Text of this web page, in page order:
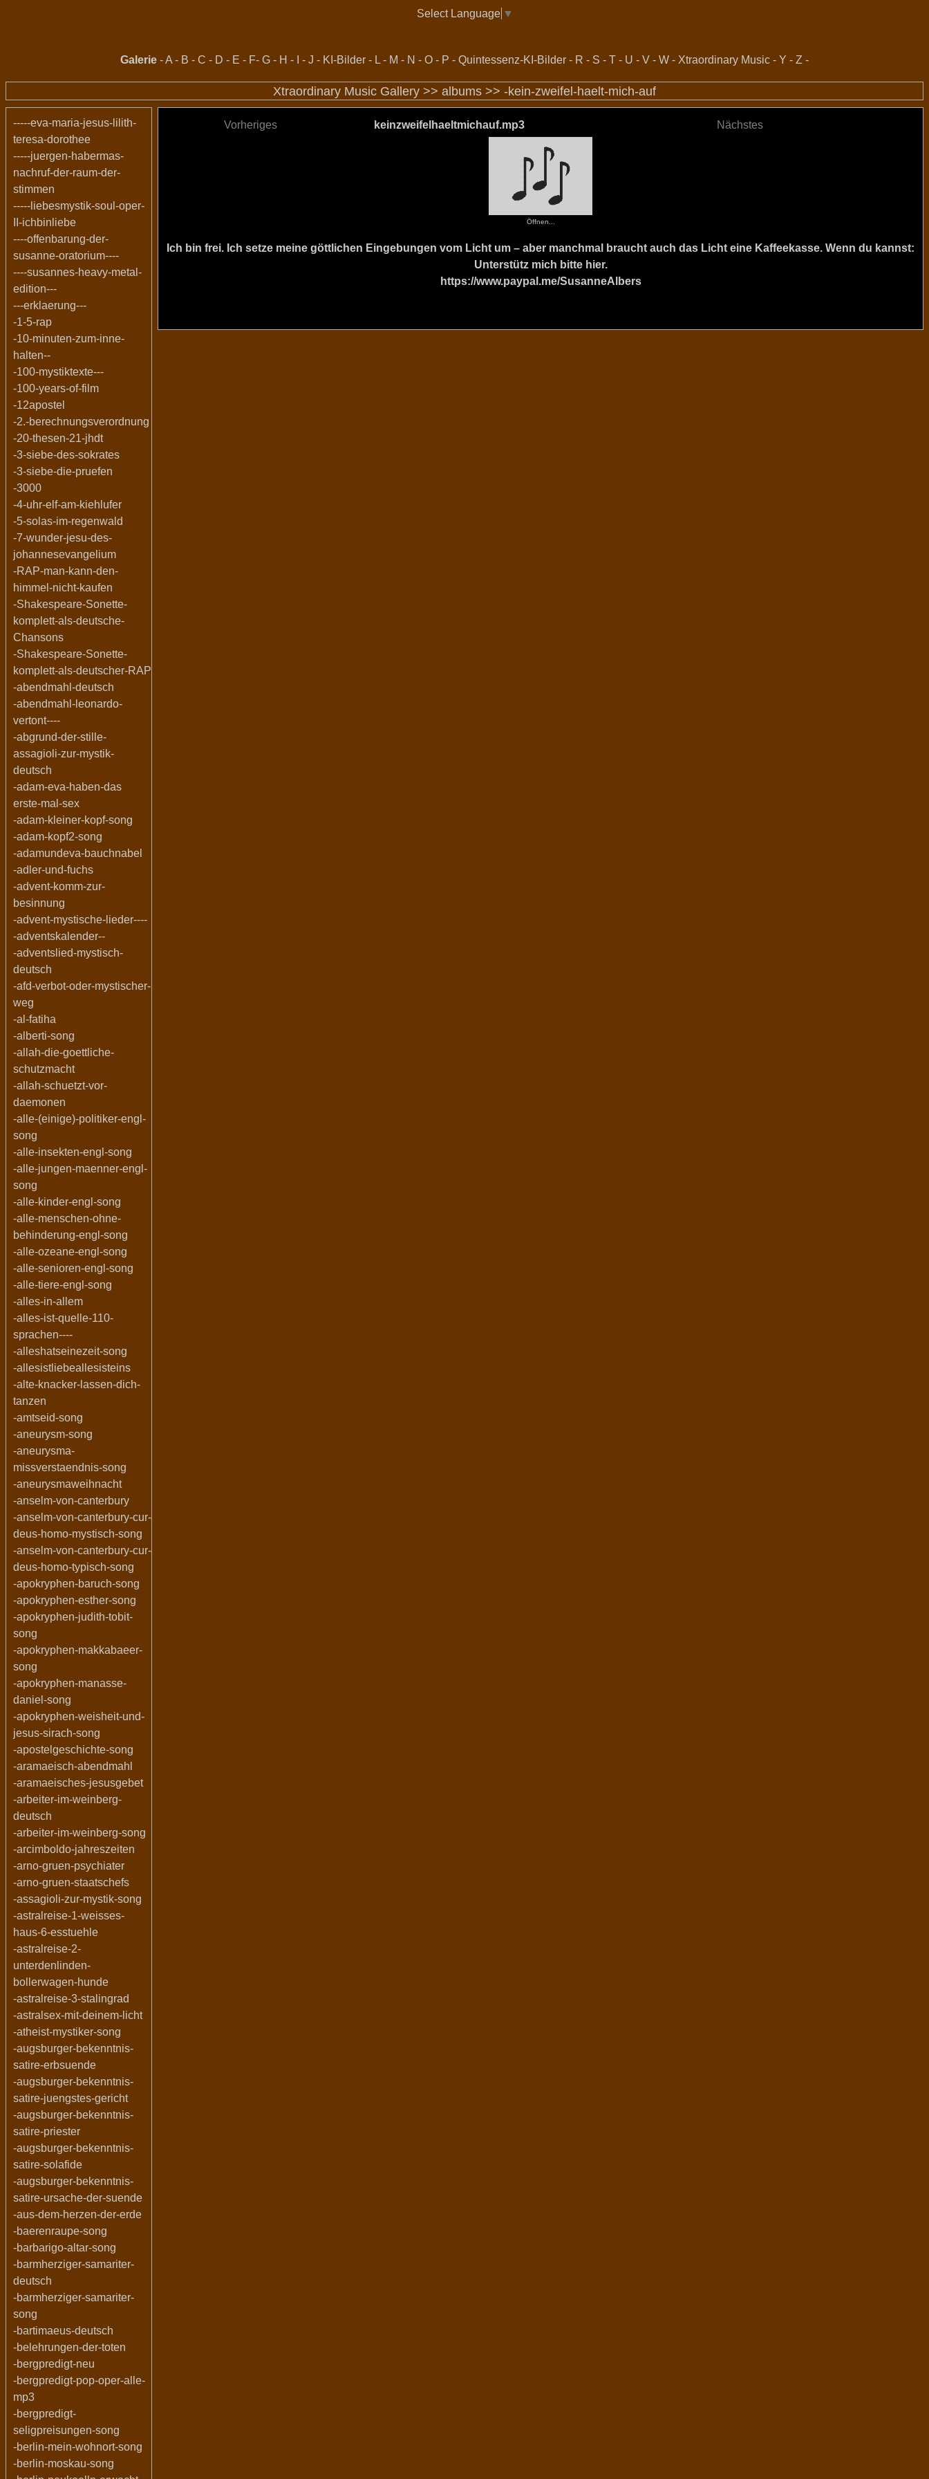
Select Language ▼
Galerie -A - B - C - D - E - F- G - H - - J - KI-Bilder - L - M - N - O - P - Quintessenz-KI-Bilder - R - S - T - U - V - W - Xtraordinary Music - Y - Z -
Xtraordinary Music Gallery >> albums >> -kein-zweifel-haelt-mich-auf
-----eva-maria-jesus-lilith-
teresa-dorothee
-----juergen-habermas-
nachruf-der-raum-der-
stimmen
-----liebesmystik-soul-oper-
II-ichbinliebe
----offenbarung-der-
susanne-oratorium----
----susannes-heavy-metal-
edition---
---erklaerung---
-1-5-rap
-10-minuten-zum-inne-
halten--
-100-mystiktexte---
-100-years-of-film
-12apostel
-2.-berechnungsverordnung
-20-thesen-21-jhdt
-3-siebe-des-sokrates
-3-siebe-die-pruefen
-3000
-4-uhr-elf-am-kiehlufer
-5-solas-im-regenwald
-7-wunder-jesu-des-
johannesevangelium
-RAP-man-kann-den-
himmel-nicht-kaufen
-Shakespeare-Sonette-
komplett-als-deutsche-
Chansons
-Shakespeare-Sonette-
komplett-als-deutscher-RAP
-abendmahl-deutsch
-abendmahl-leonardo-
vertont----
-abgrund-der-stille-
assagioli-zur-mystik-
deutsch
-adam-eva-haben-das
erste-mal-sex
-adam-kleiner-kopf-song
-adam-kopf2-song
-adamundeva-bauchnabel
-adler-und-fuchs
-advent-komm-zur-
besinnung
-advent-mystische-lieder----
-adventskalender--
-adventslied-mystisch-
deutsch
-afd-verbot-oder-mystischer-
weg
-al-fatiha
-alberti-song
-allah-die-goettliche-
schutzmacht
-allah-schuetzt-vor-
daemonen
-alle-(einige)-politiker-engl-
song
-alle-insekten-engl-song
-alle-jungen-maenner-engl-
song
-alle-kinder-engl-song
-alle-menschen-ohne-
behinderung-engl-song
-alle-ozeane-engl-song
-alle-senioren-engl-song
-alle-tiere-engl-song
-alles-in-allem
-alles-ist-quelle-110-
sprachen----
-alleshatseinezeit-song
-allesistliebeallesisteins
-alte-knacker-lassen-dich-
tanzen
-amtseid-song
-aneurysm-song
-aneurysma-
missverstaendnis-song
-aneurysmaweihnacht
-anselm-von-canterbury
-anselm-von-canterbury-cur-
deus-homo-mystisch-song
-anselm-von-canterbury-cur-
deus-homo-typisch-song
-apokryphen-baruch-song
-apokryphen-esther-song
-apokryphen-judith-tobit-
song
-apokryphen-makkabaeer-
song
-apokryphen-manasse-
daniel-song
-apokryphen-weisheit-und-
jesus-sirach-song
-apostelgeschichte-song
-aramaeisch-abendmahl
-aramaeisches-jesusgebet
-arbeiter-im-weinberg-
deutsch
-arbeiter-im-weinberg-song
-arcimboldo-jahreszeiten
-arno-gruen-psychiater
-arno-gruen-staatschefs
-assagioli-zur-mystik-song
-astralreise-1-weisses-
haus-6-esstuehle
-astralreise-2-
unterdenlinden-
bollerwagen-hunde
-astralreise-3-stalingrad
-astralsex-mit-deinem-licht
-atheist-mystiker-song
-augsburger-bekenntnis-
satire-erbsuende
-augsburger-bekenntnis-
satire-juengstes-gericht
-augsburger-bekenntnis-
satire-priester
-augsburger-bekenntnis-
satire-solafide
-augsburger-bekenntnis-
satire-ursache-der-suende
-aus-dem-herzen-der-erde
-baerenraupe-song
-barbarigo-altar-song
-barmherziger-samariter-
deutsch
-barmherziger-samariter-
song
-bartimaeus-deutsch
-belehrungen-der-toten
-bergpredigt-neu
-bergpredigt-pop-oper-alle-
mp3
-bergpredigt-
seligpreisungen-song
-berlin-mein-wohnort-song
-berlin-moskau-song
Vorheriges keinzweifelhaeltmichauf.mp3 Nächstes
Öffnen...
Ich bin frei. Ich setze meine göttlichen Eingebungen vom Licht um – aber manchmal braucht auch das Licht eine Kaffeekasse. Wenn du kannst:
Unterstütz mich bitte hier.
https://www.paypal.me/SusanneAlbers